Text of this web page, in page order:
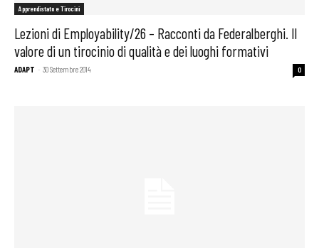
Apprendistato e Tirocini
Lezioni di Employability/26 – Racconti da Federalberghi. Il
valore di un tirocinio di qualità e dei luoghi formativi
ADAPT - 30 Settembre 2014 0